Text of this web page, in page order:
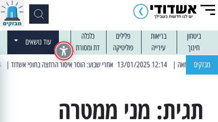
ביטחון בריאות פלילים
כלכלה
חינוך
עירייה פוליטיקה דת ומסורת
עוד נושאים
מבזקים | 12:14 13/01/2025 אחרי שבוע: הוסר איסור הרחצה בחופי אשדוד | 13:04 14/01/2025 עובדים בלילות: עבודות קרצוף וריבוד אספלט
תגית: מני ממטרה